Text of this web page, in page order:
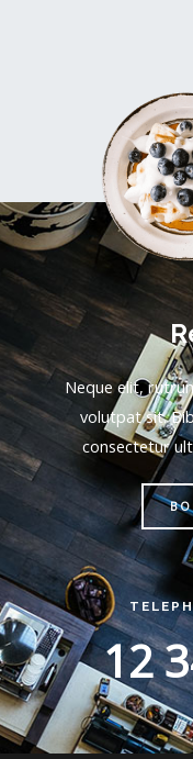
Neque elit,
volutpat sit.
consectetur
12